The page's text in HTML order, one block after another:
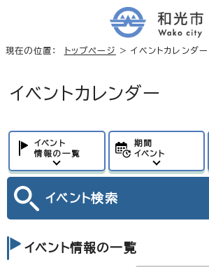
現在の位置： トップページ > イベントカレンダー
イベントカレンダー
イベント
情報の一覧
期間
イベント
イベント検索
イベント情報の一覧